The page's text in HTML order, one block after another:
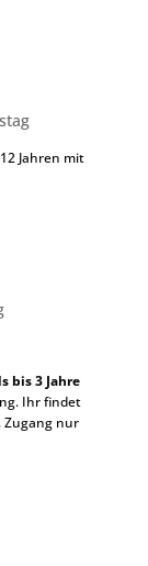
Jahren mit
bis 3 Jahre
Ihr findet
Zugang nur